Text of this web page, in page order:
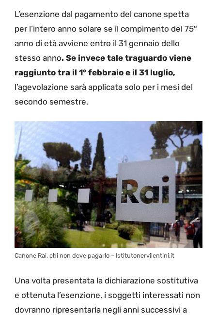
L’esenzione dal pagamento del canone spetta
per l’intero anno solare se il compimento del 75°
anno di età avviene entro il 31 gennaio dello
stesso anno. Se invece tale traguardo viene
raggiunto tra il 1° febbraio e il 31 luglio,
l’agevolazione sarà applicata solo per i mesi del
secondo semestre.
Canone Rai, chi non deve pagarlo – Istitutonervilentini.it
Una volta presentata la dichiarazione sostitutiva
e ottenuta l’esenzione, i soggetti interessati non
dovranno ripresentarla negli anni successivi a